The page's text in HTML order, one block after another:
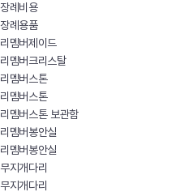
장례비용
장례용품
리멤버제이드
리멤버크리스탈
리멤버스톤
리멤버스톤
리멤버스톤 보관함
리멤버봉안실
리멤버봉안실
무지개다리
무지개다리